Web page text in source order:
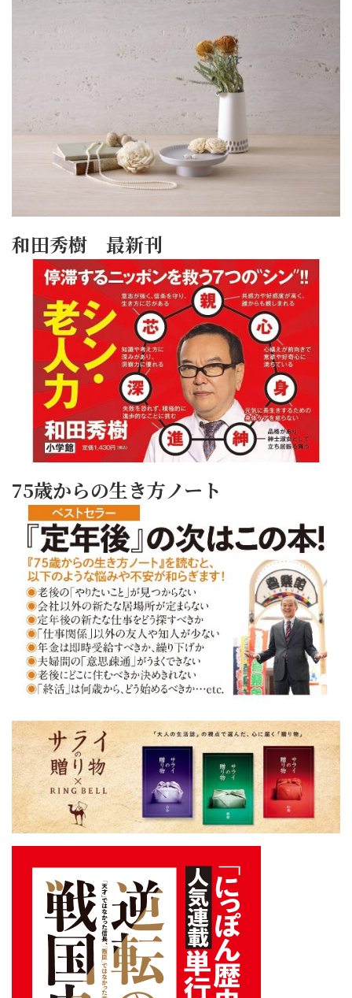
和田秀樹 最新刊
75歳からの生き方ノート